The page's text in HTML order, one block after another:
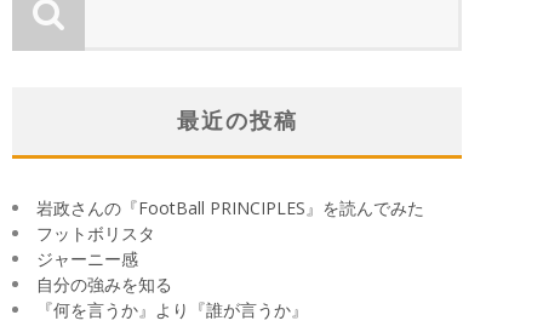
最近の投稿
岩政さんの『FootBall PRINCIPLES』を読んでみた
フットボリスタ
ジャーニー感
自分の強みを知る
『何を言うか』より『誰が言うか』